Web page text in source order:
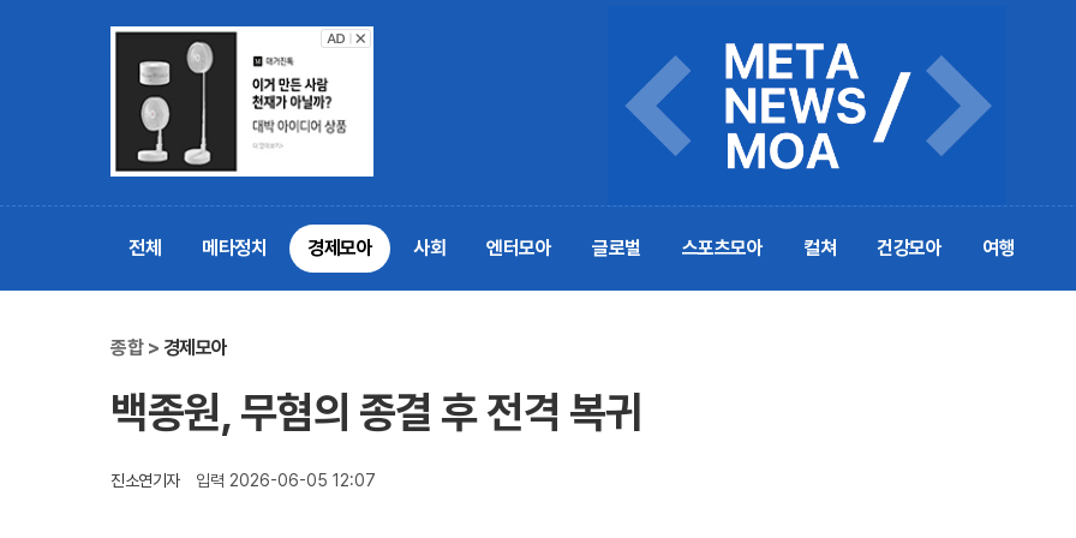
전체 메타정치 경제모아 사회 엔터모아 글로벌 스포츠모아 컬쳐 건강모아 여행
종합 > 경제모아
백종원, 무혐의 종결 후 전격 복귀
진소연기자 입력 2026-06-05 12:07